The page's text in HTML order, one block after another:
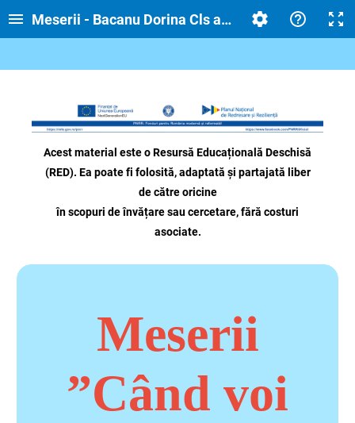
Meserii - Bacanu Dorina Cls a VII-a A
Acest material este o Resursă Educațională Deschisă
(RED). Ea poate fi folosită, adaptată și partajată liber
de către oricine
în scopuri de învățare sau cercetare, fără costuri
asociate.
Meserii
”Când voi